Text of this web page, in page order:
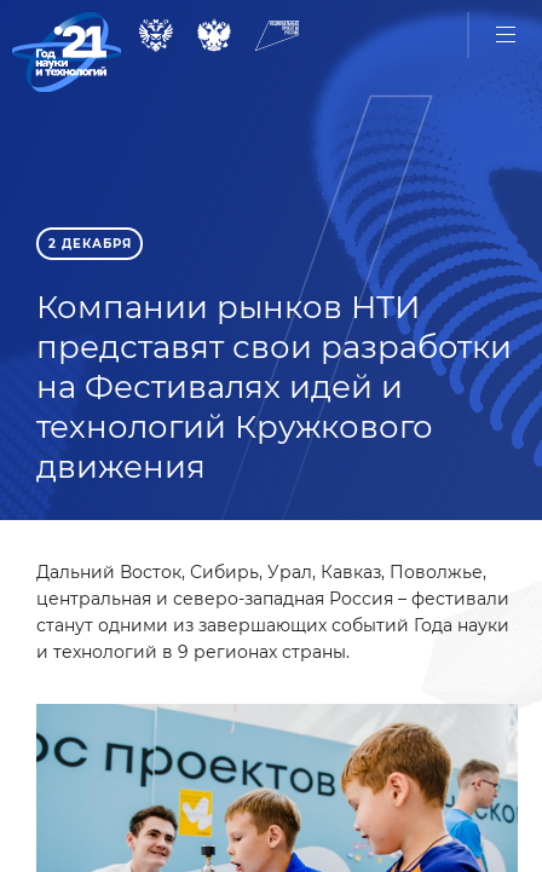
2 ДЕКАБРЯ
Компании рынков НТИ
представят свои разработки
на Фестивалях идей и
технологий Кружкового
движения
Дальний Восток, Сибирь, Урал, Кавказ, Поволжье,
центральная и северо-западная Россия – фестивали
станут одними из завершающих событий Года науки
и технологий в 9 регионах страны.